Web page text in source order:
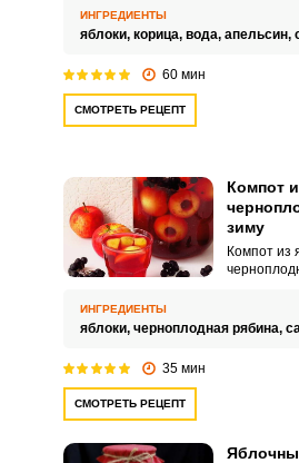
ароматом.
ИНГРЕДИЕНТЫ
яблоки, корица, вода, апельсин,
60 мин
СМОТРЕТЬ РЕЦЕПТ
Компот
зиму
Компот из
заменой
ИНГРЕДИЕНТЫ
яблоки, черноплодная рябина,
35 мин
СМОТРЕТЬ РЕЦЕПТ